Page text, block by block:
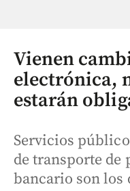
Vienen
electrónica,
estarán
Servicios
de transporte de
bancario son los